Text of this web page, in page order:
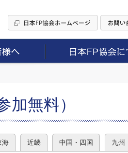
加無料）
海 近畿 中国・四国 九州